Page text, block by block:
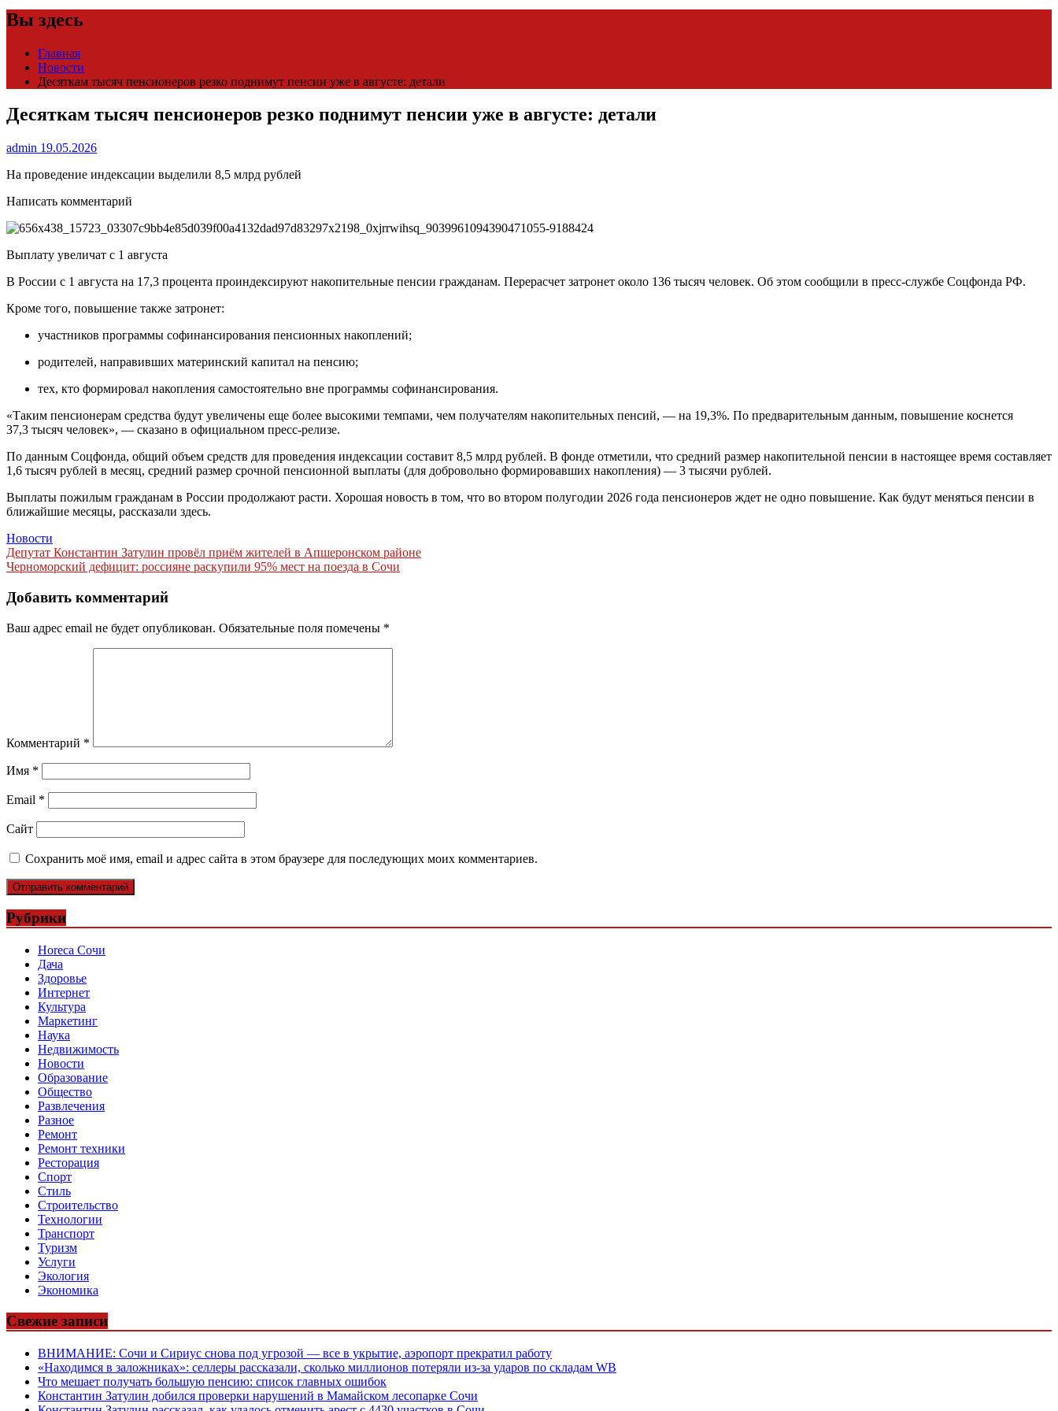
Вы здесь
Главная
Новости
Десяткам тысяч пенсионеров резко поднимут пенсии уже в августе: детали
Десяткам тысяч пенсионеров резко поднимут пенсии уже в августе: детали
admin 19.05.2026
На проведение индексации выделили 8,5 млрд рублей
Написать комментарий
Выплату увеличат с 1 августа
В России с 1 августа на 17,3 процента проиндексируют накопительные пенсии гражданам. Перерасчет затронет около 136 тысяч человек. Об этом сообщили в пресс-службе Соцфонда РФ.
Кроме того, повышение также затронет:
участников программы софинансирования пенсионных накоплений;
родителей, направивших материнский капитал на пенсию;
тех, кто формировал накопления самостоятельно вне программы софинансирования.
«Таким пенсионерам средства будут увеличены еще более высокими темпами, чем получателям накопительных пенсий, — на 19,3%. По предварительным данным, повышение коснется
37,3 тысяч человек», — сказано в официальном пресс-релизе.
По данным Соцфонда, общий объем средств для проведения индексации составит 8,5 млрд рублей. В фонде отметили, что средний размер накопительной пенсии в настоящее время составляет
1,6 тысяч рублей в месяц, средний размер срочной пенсионной выплаты (для добровольно формировавших накопления) — 3 тысячи рублей.
Выплаты пожилым гражданам в России продолжают расти. Хорошая новость в том, что во втором полугодии 2026 года пенсионеров ждет не одно повышение. Как будут меняться пенсии в
ближайшие месяцы, рассказали здесь.
Новости
Навигация
по
записям
Депутат Константин Затулин провёл приём жителей в Апшеронском районе
Черноморский дефицит: россияне раскупили 95% мест на поезда в Сочи
Добавить комментарий
Ваш адрес email не будет опубликован. Обязательные поля помечены *
Комментарий *
Имя *
Email *
Сайт
Сохранить моё имя, email и адрес сайта в этом браузере для последующих моих комментариев.
Рубрики
Horeca Сочи
Дача
Здоровье
Интернет
Культура
Маркетинг
Наука
Недвижимость
Новости
Образование
Общество
Развлечения
Разное
Ремонт
Ремонт техники
Ресторация
Спорт
Стиль
Строительство
Технологии
Транспорт
Туризм
Услуги
Экология
Экономика
Свежие записи
ВНИМАНИЕ: Сочи и Сириус снова под угрозой — все в укрытие, аэропорт прекратил работу
«Находимся в заложниках»: селлеры рассказали, сколько миллионов потеряли из-за ударов по складам WB
Что мешает получать большую пенсию: список главных ошибок
Константин Затулин добился проверки нарушений в Мамайском лесопарке Сочи